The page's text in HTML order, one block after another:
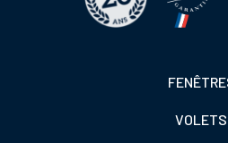
VOLETS